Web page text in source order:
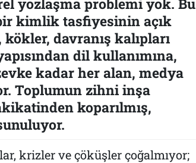
kimlik tasfiyesinin açık
davranış kalıpları
dil kullanımına,
kadar her alan, medya
Toplumun zihni inşa
koparılmış,
krizler ve çöküşler çoğalmıyor;